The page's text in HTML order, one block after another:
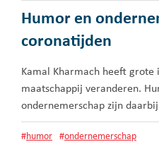
Humor en
coronatijden
Kamal Kharmach heeft
maatschappij veranderen.
ondernemerschap zijn
#humor #ondernemerschap